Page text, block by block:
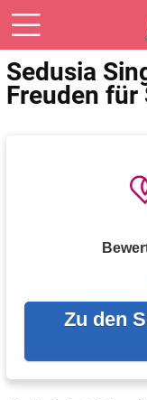
Sedusia
Freuden für
Zu den